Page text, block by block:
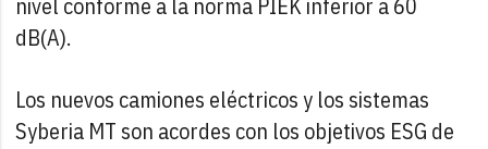
dB(A).
Los nuevos camiones eléctricos y los sistemas
Syberia MT son acordes con los objetivos ESG de